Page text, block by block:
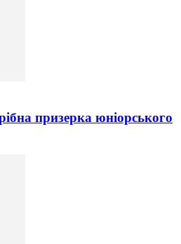
призерка юніорського